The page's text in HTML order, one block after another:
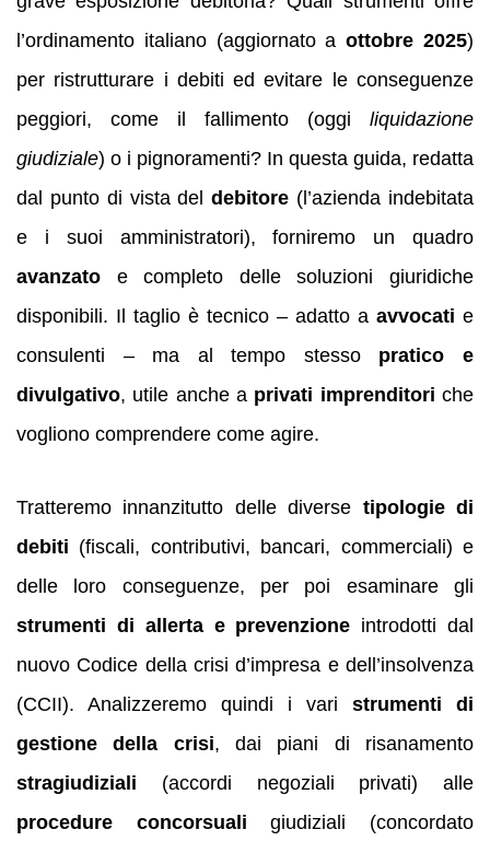
l’ordinamento italiano (aggiornato aottobre 2025)
per ristrutturare i debiti ed evitare le conseguenze
peggiori, come il fallimento (oggi liquidazione
giudiziale) o i pignoramenti? In questa guida, redatta
dal punto di vista deldebitore (l’azienda indebitata
e i suoi amministratori), forniremo un quadro
avanzato e completo delle soluzioni giuridiche
disponibili. Il taglio è tecnico – adatto a avvocati e
consulenti – ma al tempo stesso pratico e
divulgativo, utile anche a privati imprenditori che
vogliono comprendere come agire.
Tratteremo innanzitutto delle diverse tipologie di
debiti (fiscali, contributivi, bancari, commerciali) e
delle loro conseguenze, per poi esaminare gli
strumenti di allerta e prevenzione introdotti dal
nuovo Codice della crisi d’impresa e dell’insolvenza
(CCII). Analizzeremo quindi i vari strumenti di
gestione della crisi, dai piani di risanamento
stragiudiziali (accordi negoziali privati) alle
procedure concorsuali giudiziali (concordato